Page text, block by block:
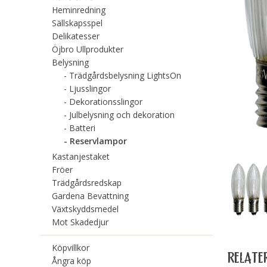
Heminredning
Sällskapsspel
Delikatesser
Öjbro Ullprodukter
Belysning
Trädgårdsbelysning LightsOn
Ljusslingor
Dekorationsslingor
Julbelysning och dekoration
Batteri
Reservlampor
Kastanjestaket
Fröer
Trädgårdsredskap
Gardena Bevattning
Växtskyddsmedel
Mot Skadedjur
Köpvillkor
Ångra köp